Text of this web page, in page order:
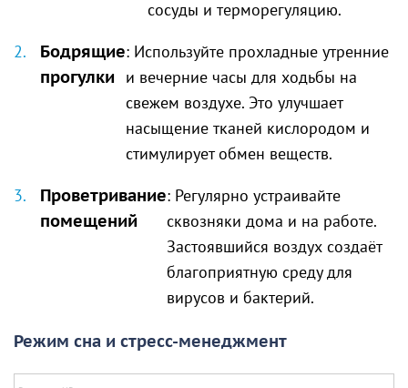
сосуды и терморегуляцию.
Бодрящие
прогулки
: Используйте прохладные утренние
и вечерние часы для ходьбы на
свежем воздухе. Это улучшает
насыщение тканей кислородом и
стимулирует обмен веществ.
Проветривание
помещений
: Регулярно устраивайте
сквозняки дома и на работе.
Застоявшийся воздух создаёт
благоприятную среду для
вирусов и бактерий.
Режим сна и стресс-менеджмент